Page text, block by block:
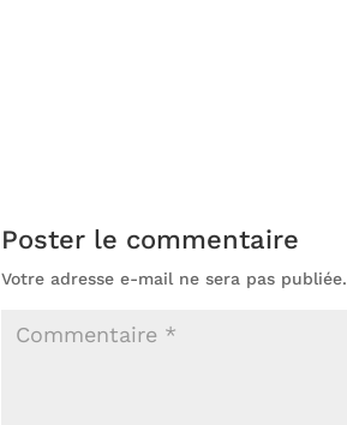
Poster le commentaire
Votre adresse e-mail ne sera pas publiée.